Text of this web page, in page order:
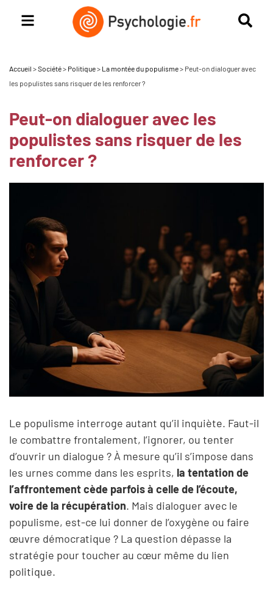
Accueil >Société> Politique> La montée du populisme> Peut-on dialoguer avec
les populistes sans risquer de les renforcer ?
Peut-on dialoguer avec les
populistes sans risquer de les
renforcer ?
Le populisme interroge autant qu’il inquiète. Faut-il
le combattre frontalement, l’ignorer, ou tenter
d’ouvrir un dialogue ? À mesure qu’il s’impose dans
les urnes comme dans les esprits, la tentation de
l’affrontement cède parfois à celle de l’écoute,
voire de la récupération. Mais dialoguer avec le
populisme, est-ce lui donner de l’oxygène ou faire
œuvre démocratique ? La question dépasse la
stratégie pour toucher au cœur même du lien
politique.